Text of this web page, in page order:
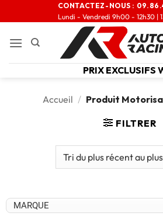
CONTACTEZ-NOUS :
Lundi - Vendredi 9h00 - 12h30 |
PRIX EXCLUSIFS
Accueil / Produit
FILTRER